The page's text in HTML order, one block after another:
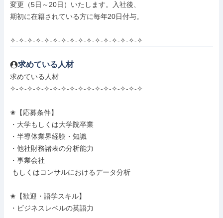
変更（5日～20日）いたします。入社後、
期初に在籍されている方に毎年20日付与。
✧-✧-✧-✧-✧-✧-✧-✧-✧-✧-✧-✧-✧-✧-✧-✧
求めている人材
求めている人材
✧-✧-✧-✧-✧-✧-✧-✧-✧-✧-✧-✧-✧-✧-✧-✧
✬【応募条件】
・大学もしくは大学院卒業
・半導体業界経験・知識
・他社財務諸表の分析能力
・事業会社
✬【歓迎・語学スキル】
・ビジネスレベルの英語力